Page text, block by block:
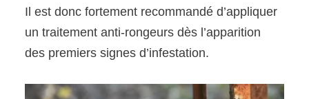
Il est donc fortement recommandé d’appliquer
un traitement anti-rongeurs dès l’apparition
des premiers signes d’infestation.